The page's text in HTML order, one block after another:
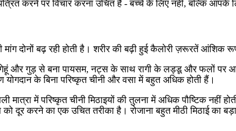
करने पर विचार करना उचित है - बच्चे के लिए नहीं, बल्कि आपके
दोनों बढ़ रही होती है। शरीर की बढ़ी हुई कैलोरी ज़रूरतें आंशिक
गेहूं और गुड़ से बना पायसम, नट्स के साथ रागी के लड्डू और फलों पर
योगदान के बिना परिष्कृत चीनी और वसा में बहुत अधिक होती हैं।
मात्रा में परिष्कृत चीनी मिठाइयों की तुलना में अधिक पौष्टिक नहीं
दूर करने का एक उचित तरीका है। रोजाना बहुत मीठी मिठाई का